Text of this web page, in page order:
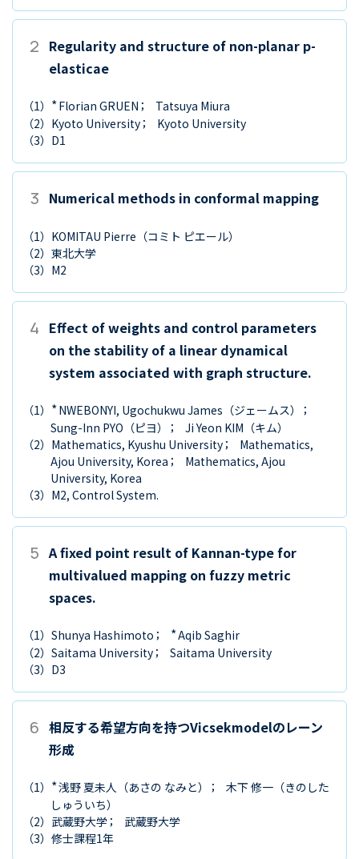
2 Regularity and structure of non-planar p-
elasticae
（1） *Florian GRUEN
Tatsuya Miura
（2） Kyoto University
Kyoto University
（3） D1
3 Numerical methods in conformal mapping
（1） KOMITAU Pierre （コミト ピエール）
（2） 東北大学
（3） M2
4 Effect of weights and control parameters
on the stability of a linear dynamical
system associated with graph structure.
（1） *NWEBONYI, Ugochukwu James （ジェームス）
Sung-Inn PYO （ピヨ） Ji Yeon KIM （キム）
（2） Mathematics, Kyushu University
Mathematics,
Ajou University, Korea
Mathematics, Ajou
University, Korea
（3） M2, Control System.
5 A fixed point result of Kannan-type for
multivalued mapping on fuzzy metric
spaces.
（1） Shunya Hashimoto *Aqib Saghir
（2） Saitama University
Saitama University
（3） D3
6 相反する希望方向を持つVicsekmodelのレーン
形成
（1） *浅野 夏未人 （あさの なみと） 木下 修一 （きのした
しゅういち）
（2） 武蔵野大学
武蔵野大学
（3） 修士課程1年